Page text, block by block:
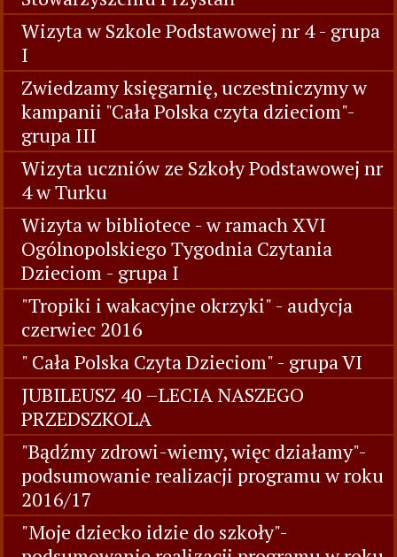
Wizyta w Szkole Podstawowej nr 4 - grupa
I
Zwiedzamy księgarnię, uczestniczymy w
kampanii "Cała Polska czyta dzieciom"-
grupa III
Wizyta uczniów ze Szkoły Podstawowej nr
4 w Turku
Wizyta w bibliotece - w ramach XVI
Ogólnopolskiego Tygodnia Czytania
Dzieciom - grupa I
"Tropiki i wakacyjne okrzyki" - audycja
czerwiec 2016
" Cała Polska Czyta Dzieciom" - grupa VI
JUBILEUSZ 40 –LECIA NASZEGO
PRZEDSZKOLA
"Bądźmy zdrowi-wiemy, więc działamy"-
podsumowanie realizacji programu w roku
2016/17
"Moje dziecko idzie do szkoły"-